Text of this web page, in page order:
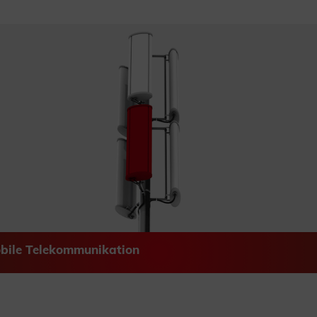
Telekommunikation